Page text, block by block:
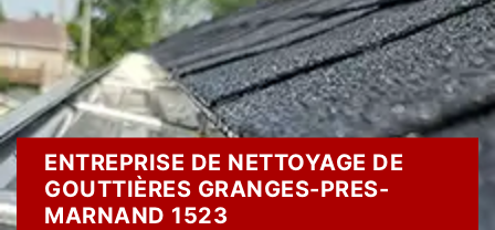
ENTREPRISE DE NETTOYAGE DE
GOUTTIÈRES GRANGES-PRES-
MARNAND 1523